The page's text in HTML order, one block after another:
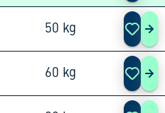
50 kg 5
60 kg 5